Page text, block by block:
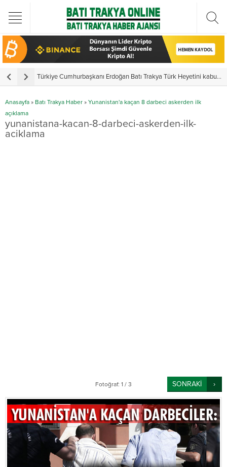
Türkiye Cumhurbaşkanı Erdoğan Batı Trakya Türk Heyetini kabul etti
Anasayfa » Batı Trakya Haber » Yunanistan'a kaçan 8 darbeci askerden ilk
açıklama
yunanistana-kacan-8-darbeci-askerden-ilk-
aciklama
Fotoğraf: 1 / 3 SONRAKİ